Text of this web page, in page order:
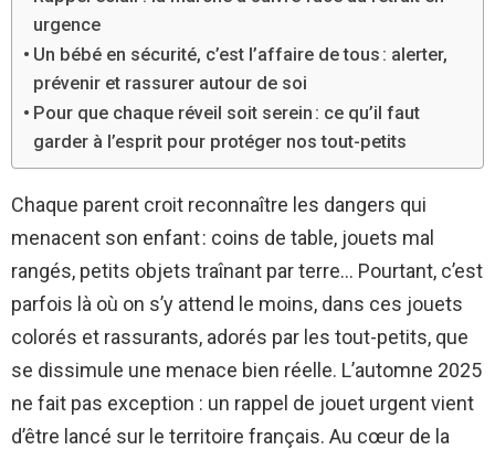
urgence
Un bébé en sécurité, c’est l’affaire de tous : alerter,
prévenir et rassurer autour de soi
Pour que chaque réveil soit serein : ce qu’il faut
garder à l’esprit pour protéger nos tout-petits
Chaque parent croit reconnaître les dangers qui
menacent son enfant : coins de table, jouets mal
rangés, petits objets traînant par terre… Pourtant, c’est
parfois là où on s’y attend le moins, dans ces jouets
colorés et rassurants, adorés par les tout-petits, que
se dissimule une menace bien réelle. L’automne 2025
ne fait pas exception : un rappel de jouet urgent vient
d’être lancé sur le territoire français. Au cœur de la